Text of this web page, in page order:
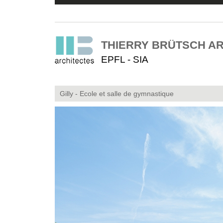
THIERRY BRÜTSCH
EPFL - SIA
Gilly - Ecole et salle de gymnastique